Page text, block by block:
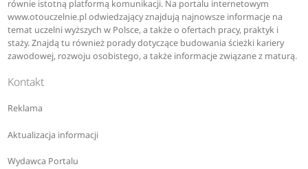
równie istotną platformą komunikacji. Na portalu internetowym
www.otouczelnie.pl odwiedzający znajdują najnowsze informacje na
temat uczelni wyższych w Polsce, a także o ofertach pracy, praktyk i
staży. Znajdą tu również porady dotyczące budowania ścieżki kariery
zawodowej, rozwoju osobistego, a także informacje związane z maturą.
Kontakt
Reklama
Aktualizacja informacji
Wydawca Portalu